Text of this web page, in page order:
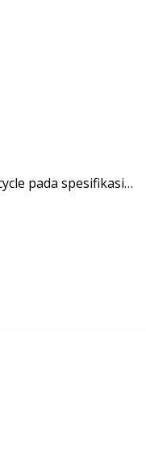
pada spesifikasi…